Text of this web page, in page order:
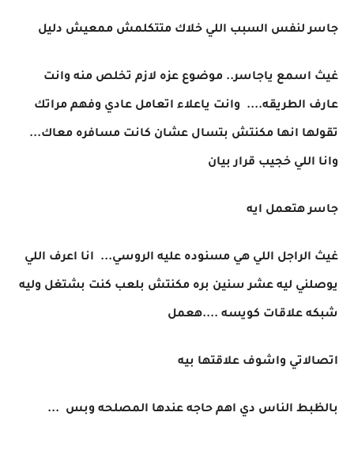
جاسر لنفس السبب اللي خلاك متتكلمش ممعيش دليل
غيث اسمع ياجاسر.. موضوع عزه لازم تخلص منه وانت
عارف الطريقه.... وانت ياعلاء اتعامل عادي وفهم مراتك
تقولها انها مكنتش بتسال عشان كانت مسافره معاك...
وانا اللي خجيب قرار بيان
جاسر هتعمل ايه
غيث الراجل اللي هي مسنوده عليه الروسي... انا اعرف اللي
يوصلني ليه عشر سنين بره مكنتش بلعب كنت بشتغل وليه
شبكه علاقات كويسه ....هعمل
اتصالاتي واشوف علاقتها بيه
بالظبط الناس دي اهم حاجه عندها المصلحه وبس ...